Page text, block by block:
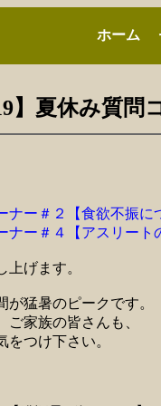
ホーム
】夏休み質問
ナー＃２【食欲不振に
ナー＃４【アスリート
げます。
猛暑のピークです。
家族の皆さんも、
つけ下さい。